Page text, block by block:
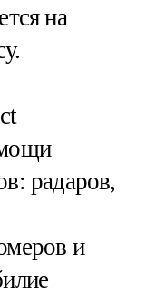
на
радаров,
и